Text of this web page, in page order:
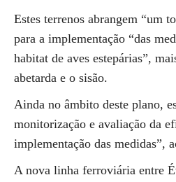
Estes terrenos abrangem “um
para a implementação “das
habitat de aves estepárias”,
abetarda e o sisão.
Ainda no âmbito deste plano,
monitorização e avaliação da
implementação das medidas”,
A nova linha ferroviária entre